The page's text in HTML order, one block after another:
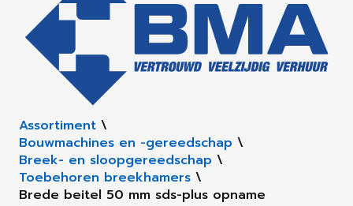
Assortiment \
Bouwmachines en -gereedschap \
Breek- en sloopgereedschap \
Toebehoren breekhamers \
Brede beitel 50 mm sds-plus opname